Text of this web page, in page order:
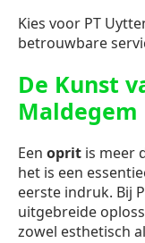
Kies voor PT
betrouwbare
De Kunst
Maldegem
Een oprit is meer
het is een
eerste indruk. Bij
uitgebreide
zowel esthetisch